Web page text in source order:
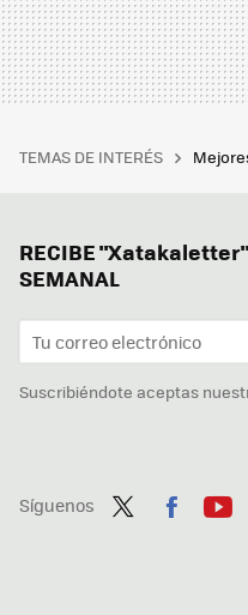
TEMAS DE INTERÉS
RECIBE
SEMANAL
Suscribiéndote aceptas
Síguenos